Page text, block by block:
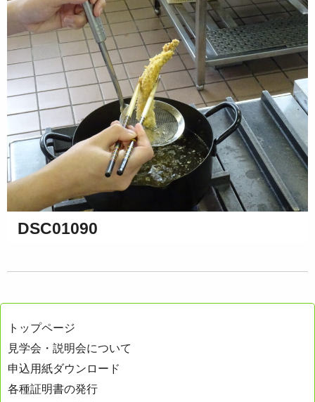
DSC01090
トップページ
見学会・説明会について
申込用紙ダウンロード
各種証明書の発行